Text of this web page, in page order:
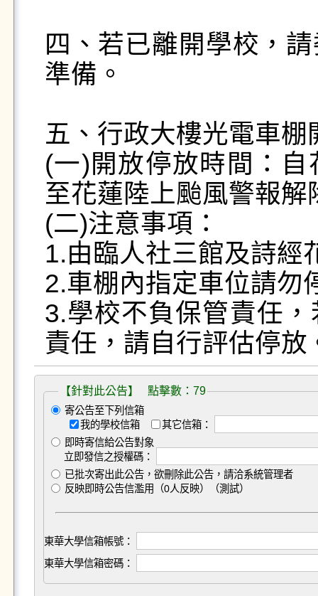
四、若已離開學校，
準備。
五、行政大樓光電車
(一)開放停放時間：
至花蓮陸上颱風警報解
(二)注意事項：
1.由臨人社三館及詩經
2.車棚內指定車位請勿
3.學校不負保管責任
責任，請自行評估停放
【針對此公告】 點擊數：79
寄公告至下列信箱
我的學校信箱
其它信箱：
即時寄信給公告對象
立即發信之授權碼：
已批次寄出此公告，欲刪除此公告，請洽系統管理者
反映即時公告信濫用（0人反映）（測試）
東華大學信箱帳號：
東華大學信箱密碼：